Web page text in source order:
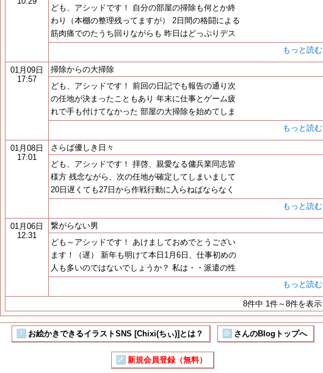
ども、アシッドです！ 自分の部屋の掃除も何とか終
わり（本棚の整理残ってますが） 2日間の格闘による
筋肉痛でのたうち回りながらも 昨日はどっぷりデス
もっと読む
01月09日
17:57
掃除からの大掃除
ども、アシッドです！ 前回の日記でも報告の通り次
の任地が決まったこともあり 年末に仕事とゲーム疲
れで手も付けてなかった 部屋の大掃除を始めてしま
もっと読む
01月08日
17:01
さらば優しき日々
ども、アシッドです！ 拝啓、親愛なる傭兵業同志皆
様方 残念ながら、次の任地が確定してしまいまして
20日遅くても27日から作戦行動に入らねばならなく
もっと読む
01月06日
12:31
繋がらない男
ども～アシッドです！ あけましておめでとうござい
ます！（遅） 新年も明けて本日1月6日、仕事初めの
人も多いのではないでしょうか？ 私は・・派遣の性
もっと読む
8件中 1件～8件を表示
お絵かきできるイラストSNS [Chixi(ちぃ)]とは？ さんのBlogトップへ
新規会員登録（無料）